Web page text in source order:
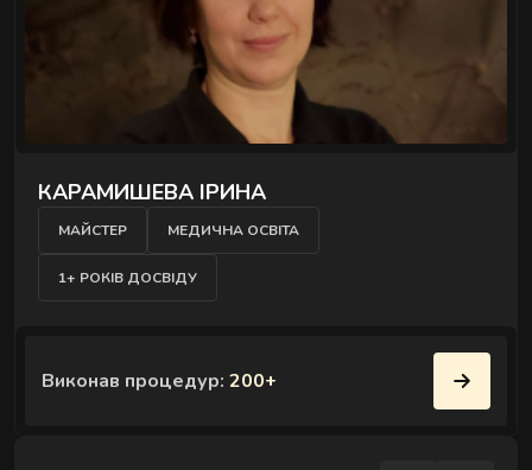
КАРАМИШЕВА ІРИНА
МАЙСТЕР МЕДИЧНА ОСВІТА
1+ РОКІВ ДОСВІДУ
Виконав процедур: 200+